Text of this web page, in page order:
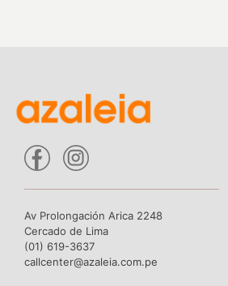
Av Prolongación Arica 2248
Cercado de Lima
(01) 619-3637
callcenter@azaleia.com.pe